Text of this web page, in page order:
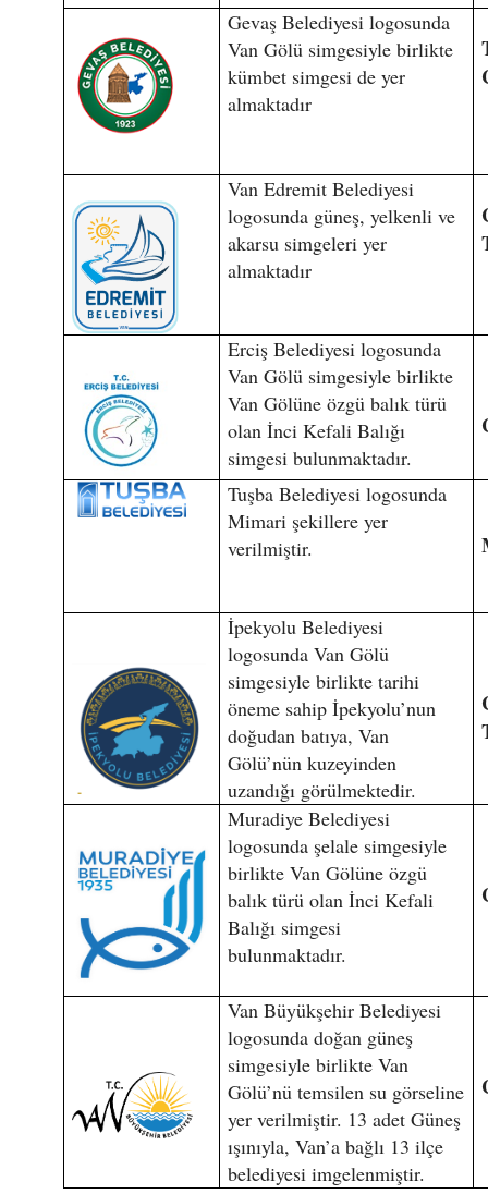
Gevaş Belediyesi logosunda
Van Gölü simgesiyle birlikte
kümbet simgesi de yer
almaktadır
Van Edremit Belediyesi
logosunda güneş, yelkenli ve
akarsu simgeleri yer
almaktadır
Erciş Belediyesi logosunda
Van Gölü simgesiyle birlikte
Van Gölüne özgü balık türü
olan İnci Kefali Balığı
simgesi bulunmaktadır.
Tuşba Belediyesi logosunda
Mimari şekillere yer
verilmiştir.
İpekyolu Belediyesi
logosunda Van Gölü
simgesiyle birlikte tarihi
öneme sahip İpekyolu’nun
doğudan batıya, Van
Gölü’nün kuzeyinden
uzandığı görülmektedir.
Muradiye Belediyesi
logosunda şelale simgesiyle
birlikte Van Gölüne özgü
balık türü olan İnci Kefali
Balığı simgesi
bulunmaktadır.
Van Büyükşehir Belediyesi
logosunda doğan güneş
simgesiyle birlikte Van
Gölü’nü temsilen su görseline
yer verilmiştir. 13 adet Güneş
ışınıyla, Van’a bağlı 13 ilçe
belediyesi imgelenmiştir.